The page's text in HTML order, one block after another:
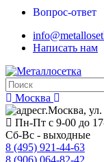
Вопрос-ответ
Написать нам
Москва
г.Москва, ул.
Пн-Пт с 9-00 до
Сб-Вс - выходные
8 (495) 921-44-63
8 (906) 064-82-42